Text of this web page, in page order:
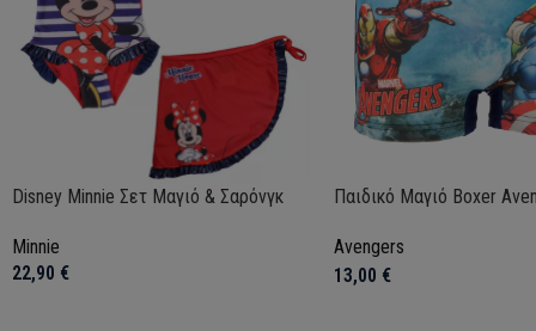
Disney Minnie Σετ Μαγιό & Σαρόνγκ
Minnie
22,90 €
Παιδικό Μαγιό Boxer
Avengers
13,00 €